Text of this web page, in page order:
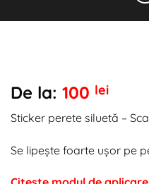
De la: 100 lei
Sticker perete siluetă –
Se lipește foarte ușor pe